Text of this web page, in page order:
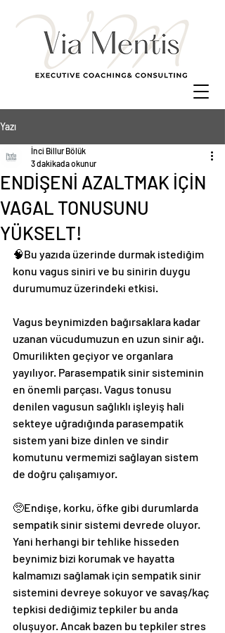
Yazı
ENDİŞENİ AZALTMAK İÇİN
VAGAL TONUSUNU
YÜKSELT!
İnci Billur Bölük
3 dakikada okunur
🧠Bu yazıda üzerinde durmak istediğim
konu vagus siniri ve bu sinirin duygu
durumumuz üzerindeki etkisi.
Vagus beynimizden bağırsaklara kadar
uzanan vücudumuzun en uzun sinir ağı.
Omurilikten geçiyor ve organlara
yayılıyor. Parasempatik sinir sisteminin
en önemli parçası. Vagus tonusu
denilen vagusun sağlıklı işleyiş hali
sekteye uğradığında parasempatik
sistem yani bize dinlen ve sindir
komutunu vermemizi sağlayan sistem
de doğru çalışamıyor.
🥺Endişe, korku, öfke gibi durumlarda
sempatik sinir sistemi devrede oluyor.
Yani herhangi bir tehlike hisseden
beynimiz bizi korumak ve hayatta
kalmamızı sağlamak için sempatik sinir
sistemini devreye sokuyor ve savaş/kaç
tepkisi dediğimiz tepkiler bu anda
oluşuyor. Ancak bazen bu tepkiler stres